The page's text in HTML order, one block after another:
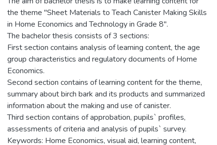
the theme "Sheet Materials to Teach Canister Making Skills
in Home Economics and Technology in Grade 8".
The bachelor thesis consists of 3 sections:
First section contains analysis of learning content, the age
group characteristics and regulatory documents of Home
Economics.
Second section contains of learning content for the theme,
summary about birch bark and its products and summarized
information about the making and use of canister.
Third section contains of approbation, pupils` profiles,
assessments of criteria and analysis of pupils` survey.
Keywords: Home Economics, visual aid, learning content,